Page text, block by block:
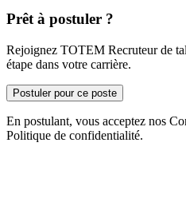
Prêt à postuler ?
Rejoignez TOTEM Recruteur de
étape dans votre carrière.
Postuler pour ce poste
En postulant, vous acceptez nos
Politique de confidentialité.